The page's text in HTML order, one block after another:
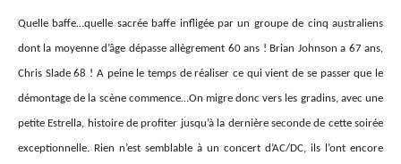
Quelle baffe…quelle sacrée baffe infligée par un groupe de cinq australiens
dont la moyenne d’âge dépasse allègrement 60 ans ! Brian Johnson a 67 ans,
Chris Slade 68 ! A peine le temps de réaliser ce qui vient de se passer que le
démontage de la scène commence…On migre donc vers les gradins, avec une
petite Estrella, histoire de profiter jusqu’à la dernière seconde de cette soirée
exceptionnelle. Rien n’est semblable à un concert d’AC/DC, ils l’ont encore